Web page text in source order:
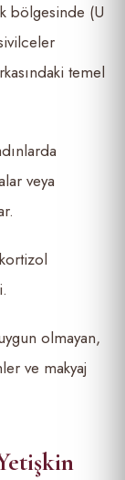
bölgesinde (U
temel
veya
olmayan,
ve makyaj